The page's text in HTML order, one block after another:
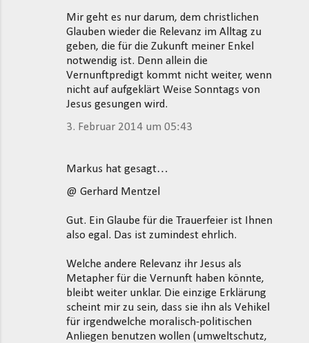
Mir geht es nur darum, dem christlichen
Glauben wieder die Relevanz im Alltag zu
geben, die für die Zukunft meiner Enkel
notwendig ist. Denn allein die
Vernunftpredigt kommt nicht weiter, wenn
nicht auf aufgeklärt Weise Sonntags von
Jesus gesungen wird.
3. Februar 2014 um 05:43
Markus hat gesagt…
@ Gerhard Mentzel
Gut. Ein Glaube für die Trauerfeier ist Ihnen
also egal. Das ist zumindest ehrlich.
Welche andere Relevanz ihr Jesus als
Metapher für die Vernunft haben könnte,
bleibt weiter unklar. Die einzige Erklärung
scheint mir zu sein, dass sie ihn als Vehikel
für irgendwelche moralisch-politischen
Anliegen benutzen wollen (umweltschutz,